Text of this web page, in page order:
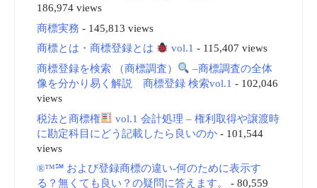
186,974 views
商標実務 - 145,813 views
商標とは・商標登録とは
vol.1 - 115,407 views
商標登録を検索 （商標調査）
–商標調査の全体
像を分かり易く解説 商標登録 検索vol.1 - 102,046
views
税法と商標権
vol.1 会計処理 – 権利取得や譲渡時
に勘定科目にどう記載したら良いのか- 101,544
views
®™℠ および登録商標の違い-何のために表示す
る？無くても良い？の疑問に答えます。
- 80,559